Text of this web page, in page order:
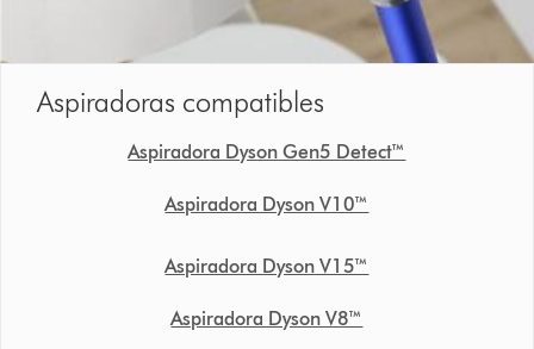
Aspiradoras compatibles
Aspiradora Dyson Gen5 Detect™
Aspiradora Dyson V10™
Aspiradora Dyson V15™
Aspiradora Dyson V8™